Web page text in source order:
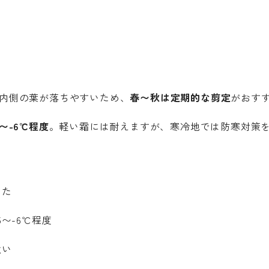
側の葉が落ちやすいため、春〜秋は定期的な剪定がおす
-6℃程度。軽い霜には耐えますが、寒冷地では防寒対策
-6℃程度